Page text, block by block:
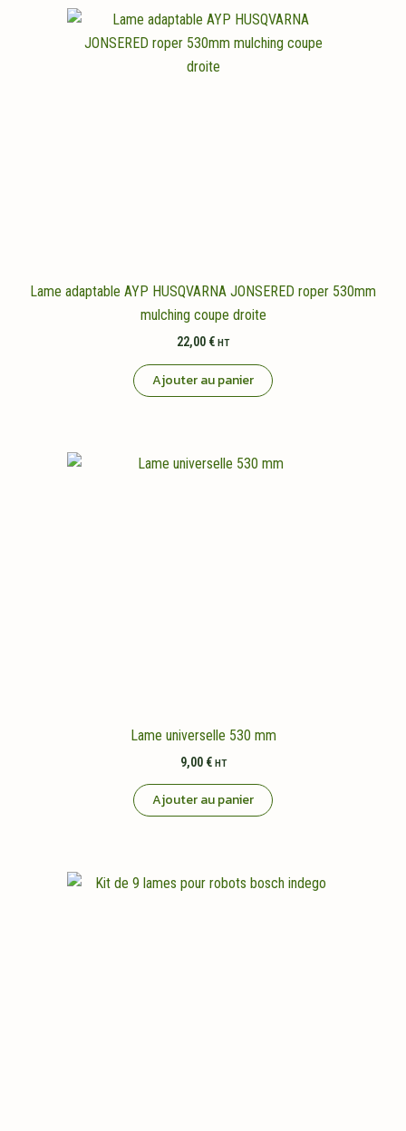
Lame adaptable AYP HUSQVARNA JONSERED roper 530mm
mulching coupe droite
22,00 € HT
Ajouter au panier
Lame universelle 530 mm
9,00 € HT
Ajouter au panier